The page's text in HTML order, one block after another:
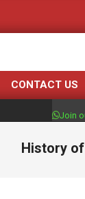
CONTACT US
Join
History